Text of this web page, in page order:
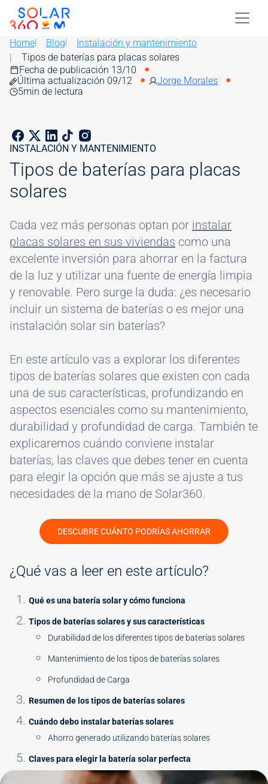
Skip to main content
Image
Home Blog
Instalación y mantenimiento
Tipos de baterías para placas solares
Fecha de publicación 13/10
Última actualización 09/12
Jorge Morales
5min de lectura
INSTALACIÓN Y MANTENIMIENTO
Tipos de baterías para placas
solares
Cada vez más personas optan por instalar
placas solares en sus viviendas como una
excelente inversión para ahorrar en la factura
de la luz y utilizar una fuente de energía limpia
y renovable. Pero surge la duda: ¿es necesario
incluir un sistema de baterías o es mejor una
instalación solar sin baterías?
En este artículo vas a explorar los diferentes
tipos de baterías solares que existen con cada
una de sus características, profundizando en
aspectos esenciales como su mantenimiento,
durabilidad y profundidad de carga. También te
explicaremos cuándo conviene instalar
baterías, las claves que debes tener en cuenta
para elegir la opción que más se ajuste a tus
necesidades de la mano de Solar360.
DESCUBRE CUÁNTO PODRÍAS AHORRAR
¿Qué vas a leer en este artículo?
Qué es una batería solar y cómo funciona
Tipos de baterías solares y sus características
Durabilidad de los diferentes tipos de baterías solares
Mantenimiento de los tipos de baterías solares
Profundidad de Carga
Resumen de los tipos de baterías solares
Cuándo debo instalar baterías solares
Ahorro generado utilizando baterías solares
Claves para elegir la batería solar perfecta
Image